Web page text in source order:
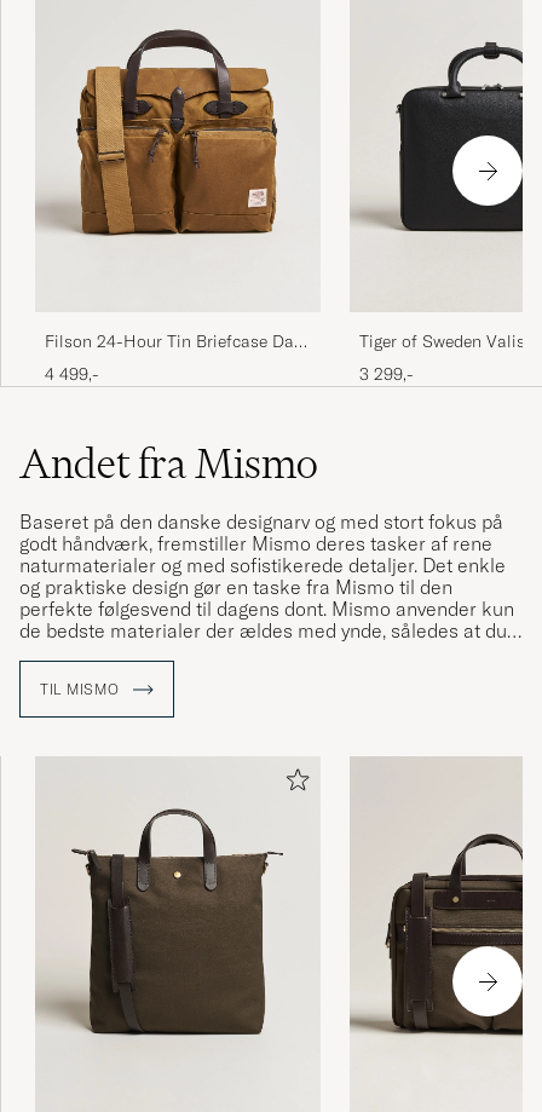
Filson 24-Hour Tin Briefcase Dark
Tan
4 499,-
Tiger of Sweden Valise
Leather Briefcase Black
3 299,-
Andet fra Mismo
Baseret på den danske designarv og med stort fokus på
godt håndværk, fremstiller Mismo deres tasker af rene
naturmaterialer og med sofistikerede detaljer. Det enkle
og praktiske design gør en taske fra Mismo til den
perfekte følgesvend til dagens dont. Mismo anvender kun
de bedste materialer der ældes med ynde, således at du
TIL MISMO